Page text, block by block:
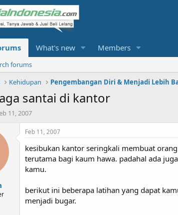
What's new Members
forums
Kehidupan Pengembangan Diri & Menjadi Lebih
santai di kantor
11, 2007
Feb 11, 2007
kesibukan kantor seringkali membuat
terutama bagi kaum hawa. padahal ada
kamu.
berikut ini beberapa latihan yang dapat
menjadi bugar.